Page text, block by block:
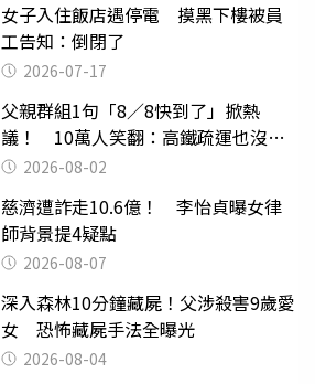
女子入住飯店遇停電 摸黑下樓被員
工告知：倒閉了
2026-07-17
父親群組1句「8／8快到了」掀熱
議！ 10萬人笑翻：高鐵疏運也沒列
父親節
2026-08-02
慈濟遭詐走10.6億！ 李怡貞曝女律
師背景提4疑點
2026-08-07
深入森林10分鐘藏屍！父涉殺害9歲愛
女 恐怖藏屍手法全曝光
2026-08-04